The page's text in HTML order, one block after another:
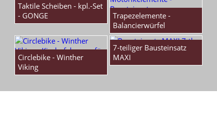
Taktile Scheiben - kpl.-Set
- GONGE
Trapezelemente -
Balancierwürfel
Circlebike - Winther
Viking
7-teiliger Bausteinsatz
MAXI